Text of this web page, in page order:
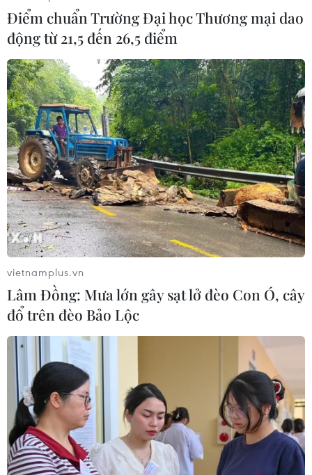
05/08/2026 22:58
Tổng Bí thư, Chủ tịch nước tiếp Tư
lệnh Bộ Chỉ huy Thái Bình Dương
Hoa Kỳ
05/08/2026 12:29
Mỹ truy tố đối tượng bị bắt tại sân
golf của Tổng thống Trump
05/08/2026 06:57
Xem thêm
CƠ QUAN CHỦ QUẢN: THÔNG TẤN XÃ VIỆT NAM
Tổng Biên tập: TRẦN TIẾN DUẨN
Phó Tổng Biên tập: NGUYỄN THỊ TÁM, KHÚC THANH
THỦY
Sở hữu trí tuệ
Quy định sử dụng
Điểm chuẩn Trường Đại học Thương mại dao
động từ 21,5 đến 26,5 điểm
vietnamplus.vn
Lâm Đồng: Mưa lớn gây sạt lở đèo Con Ó, cây
đổ trên đèo Bảo Lộc